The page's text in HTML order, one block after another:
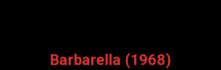
Barbarella (1968)